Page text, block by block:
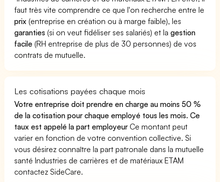
faut très vite comprendre ce que l'on recherche entre le
prix (entreprise en création ou à marge faible), les
garanties (si on veut fidéliser ses salariés) et lagestion
facile (RH entreprise de plus de 30 personnes) de vos
contrats de mutuelle.
Les cotisations payées chaque mois
Votre entreprise doit prendre en charge au moins 50 %
de la cotisation pour chaque employé tous les mois. Ce
taux est appelé la part employeur Ce montant peut
varier en fonction de votre convention collective. Si
vous désirez connaître la part patronale dans la mutuelle
santé Industries de carrières et de matériaux ETAM
contactez SideCare.